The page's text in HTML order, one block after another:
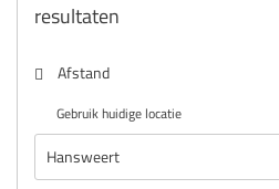
resultaten
Afstand
Gebruik huidige locatie